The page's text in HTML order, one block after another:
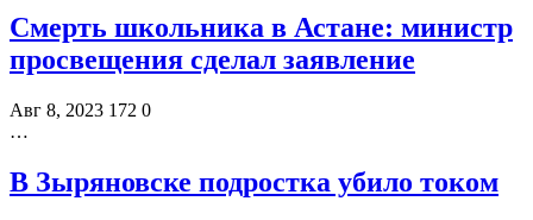
Смерть школьника в Астане: министр
просвещения сделал заявление
Авг 8, 2023 172 0
…
В Зыряновске подростка убило током